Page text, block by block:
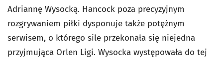
Adriannę Wysocką. Hancock poza precyzyjnym
rozgrywaniem piłki dysponuje także potężnym
serwisem, o którego sile przekonała się niejedna
przyjmująca Orlen Ligi. Wysocka występowała do tej